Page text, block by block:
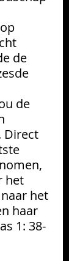
de
de
Direct
het
het
haar
1: 38-